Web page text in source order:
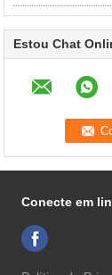
Estou Chat
Conecte em